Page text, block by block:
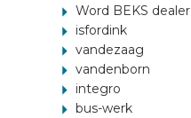
Word BEKS dealer
isfordink
vandezaag
vandenborn
integro
bus-werk